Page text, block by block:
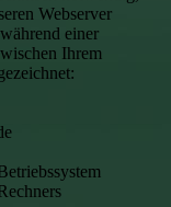
Webserver
einer
Ihrem